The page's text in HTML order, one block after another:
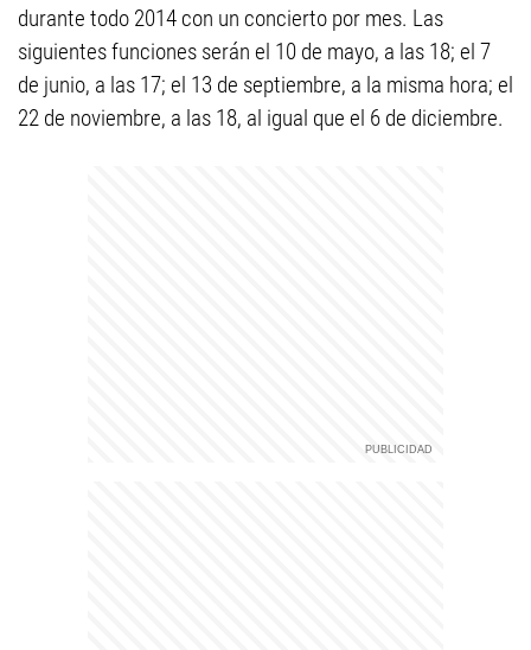
durante todo 2014 con un concierto por mes. Las
siguientes funciones serán el 10 de mayo, a las 18; el 7
de junio, a las 17; el 13 de septiembre, a la misma hora; el
22 de noviembre, a las 18, al igual que el 6 de diciembre.